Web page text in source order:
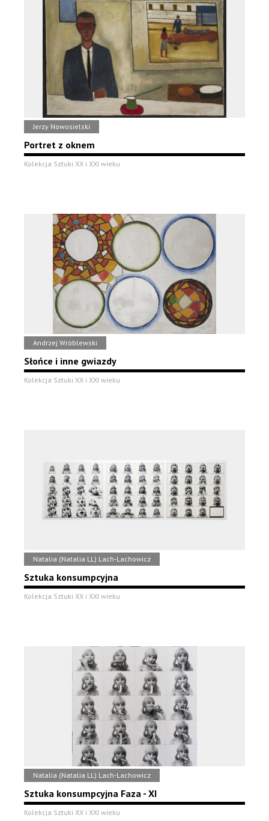
Jerzy Nowosielski
Portret z oknem
Kolekcja Sztuki XX i XXI wieku
Andrzej Wróblewski
Słońce i inne gwiazdy
Kolekcja Sztuki XX i XXI wieku
Natalia (Natalia LL) Lach-Lachowicz
Sztuka konsumpcyjna
Kolekcja Sztuki XX i XXI wieku
Natalia (Natalia LL) Lach-Lachowicz
Sztuka konsumpcyjna Faza - XI
Kolekcja Sztuki XX i XXI wieku